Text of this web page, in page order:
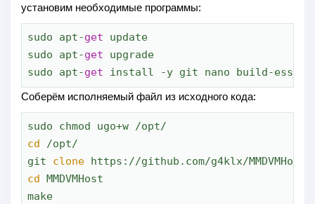
установим необходимые программы:
sudo apt-get update
sudo apt-get upgrade
sudo apt-get install -y git nano build-
Соберём исполняемый файл из исходного кода:
cd /opt/
git clone
cd MMDVMHost
make